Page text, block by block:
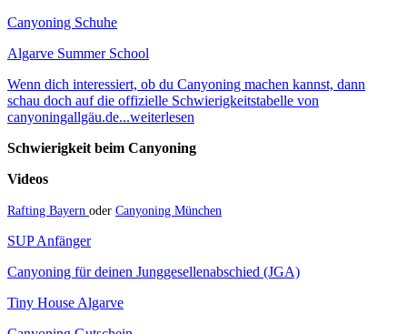
Canyoning Schuhe
Algarve Summer School
Wenn dich interessiert, ob du Canyoning machen kannst, dann
schau doch auf die offizielle Schwierigkeitstabelle von
canyoningallgäu.de...weiterlesen
Schwierigkeit beim Canyoning
Videos
Rafting Bayern oder Canyoning München
SUP Anfänger
Canyoning für deinen Junggesellenabschied (JGA)
Tiny House Algarve